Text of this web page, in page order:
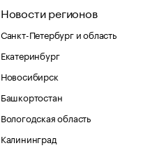
Новости регионов
Санкт-Петербург и область
Екатеринбург
Новосибирск
Башкортостан
Вологодская область
Калининград